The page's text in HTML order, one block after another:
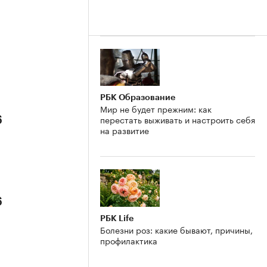
РБК Образование
Мир не будет прежним: как
перестать выживать и настроить себя
на развитие
РБК Life
Болезни роз: какие бывают, причины,
профилактика